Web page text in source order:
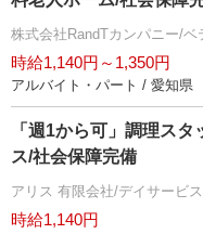
株式会社RandTカンパニー/ベ
時給1,140円～1,350円
アルバイト・パート / 愛知県
「週1から可」調理ス
ス/社会保障完備
アリス 有限会社/デイサービ
時給1,140円